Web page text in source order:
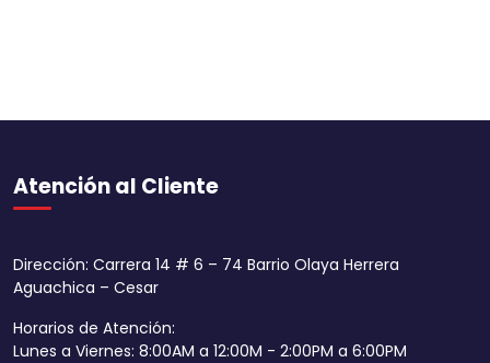
Atención al Cliente
Dirección: Carrera 14 # 6 – 74 Barrio Olaya Herrera
Aguachica – Cesar
Horarios de Atención:
Lunes a Viernes: 8:00AM a 12:00M - 2:00PM a 6:00PM